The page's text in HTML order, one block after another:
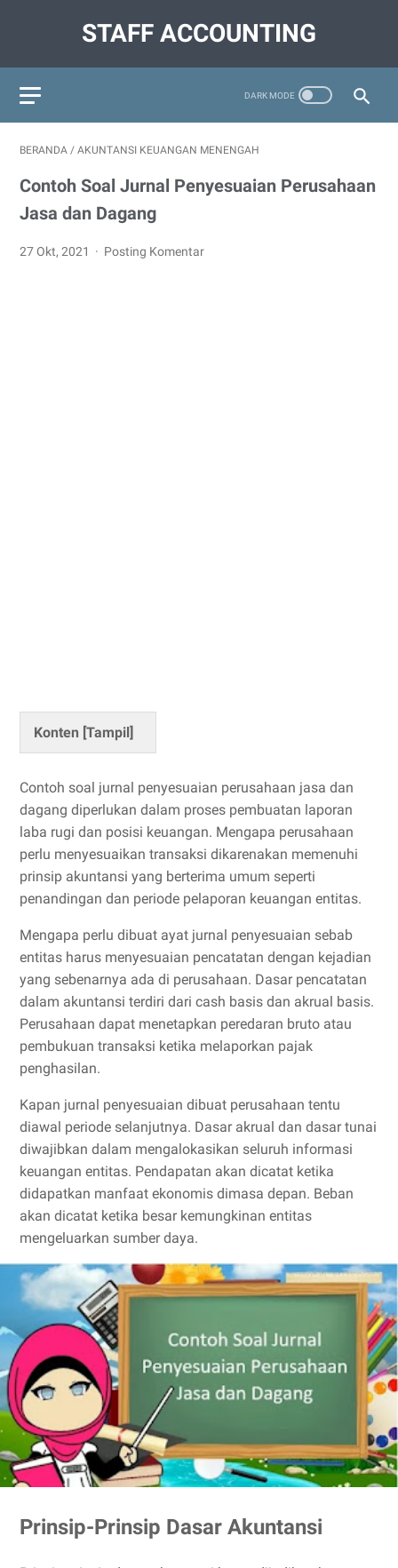
STAFF ACCOUNTING
BERANDA / AKUNTANSI KEUANGAN MENENGAH
Contoh Soal Jurnal Penyesuaian Perusahaan
Jasa dan Dagang
27 Okt, 2021 Posting Komentar
Konten [Tampil]
Contoh soal jurnal penyesuaian perusahaan jasa dan
dagang diperlukan dalam proses pembuatan laporan
laba rugi dan posisi keuangan. Mengapa perusahaan
perlu menyesuaikan transaksi dikarenakan memenuhi
prinsip akuntansi yang berterima umum seperti
penandingan dan periode pelaporan keuangan entitas.
Mengapa perlu dibuat ayat jurnal penyesuaian sebab
entitas harus menyesuaian pencatatan dengan kejadian
yang sebenarnya ada di perusahaan. Dasar pencatatan
dalam akuntansi terdiri dari cash basis dan akrual basis.
Perusahaan dapat menetapkan peredaran bruto atau
pembukuan transaksi ketika melaporkan pajak
penghasilan.
Kapan jurnal penyesuaian dibuat perusahaan tentu
diawal periode selanjutnya. Dasar akrual dan dasar tunai
diwajibkan dalam mengalokasikan seluruh informasi
keuangan entitas. Pendapatan akan dicatat ketika
didapatkan manfaat ekonomis dimasa depan. Beban
akan dicatat ketika besar kemungkinan entitas
mengeluarkan sumber daya.
Prinsip-Prinsip Dasar Akuntansi